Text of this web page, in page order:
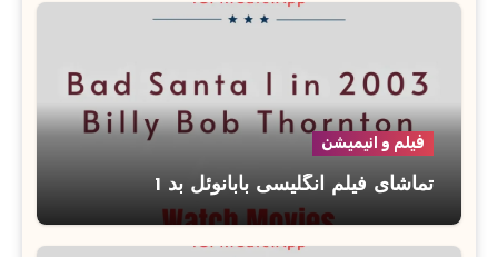
فیلم و انیمیشن
تماشای فیلم انگلیسی بابانوئل بد 1